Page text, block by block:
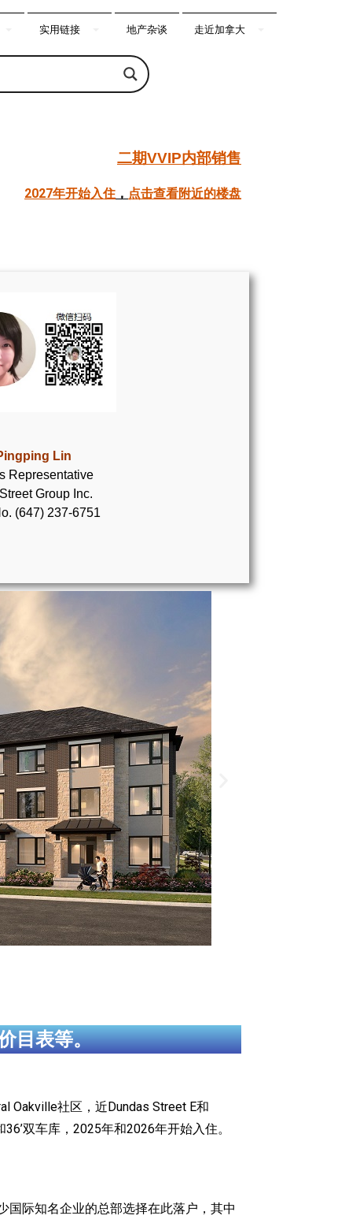
实用链接 地产杂谈 走近加拿大
二期VVIP内部销售
2027年开始入住 ， 点击查看附近的楼盘
Lin
Representative
Group Inc.
(647) 237-6751
目表等。
Oakville社区，近Dundas Street E和
双车库，2025年和2026年开始入住。
国际知名企业的总部选择在此落户，其中